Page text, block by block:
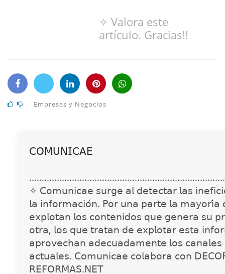
✧ Valora este
artículo. Gracias!!
Empresas y Negocios
𝖢𝖮𝖬𝖴𝖭𝖨𝖢𝖠𝖤
✧ 𝖢𝗈𝗆𝗎𝗇𝗂𝖼𝖺𝖾 𝗌𝗎𝗋𝗀𝖾 𝖺𝗅 𝖽𝖾𝗍𝖾𝖼𝗍𝖺𝗋 𝗅𝖺𝗌
𝗅𝖺 𝗂𝗇𝖿𝗈𝗋𝗆𝖺𝖼𝗂𝗈́𝗇. 𝖯𝗈𝗋 𝗎𝗇𝖺 𝗉𝖺𝗋𝗍𝖾 𝗅𝖺
𝖾𝗑𝗉𝗅𝗈𝗍𝖺𝗇 𝗅𝗈𝗌 𝖼𝗈𝗇𝗍𝖾𝗇𝗂𝖽𝗈𝗌 𝗊𝗎𝖾 𝗀𝖾𝗇𝖾𝗋𝖺 𝗌𝗎
𝗈𝗍𝗋𝖺, 𝗅𝗈𝗌 𝗊𝗎𝖾 𝗍𝗋𝖺𝗍𝖺𝗇 𝖽𝖾 𝖾𝗑𝗉𝗅𝗈𝗍𝖺𝗋 𝖾𝗌𝗍𝖺
𝖺𝗉𝗋𝗈𝗏𝖾𝖼𝗁𝖺𝗇 𝖺𝖽𝖾𝖼𝗎𝖺𝖽𝖺𝗆𝖾𝗇𝗍𝖾 𝗅𝗈𝗌
𝖺𝖼𝗍𝗎𝖺𝗅𝖾𝗌. 𝖢𝗈𝗆𝗎𝗇𝗂𝖼𝖺𝖾 𝖼𝗈𝗅𝖺𝖻𝗈𝗋𝖺 𝖼𝗈𝗇
𝖱𝖤𝖥𝖮𝖱𝖬𝖠𝖲.𝖭𝖤𝖳